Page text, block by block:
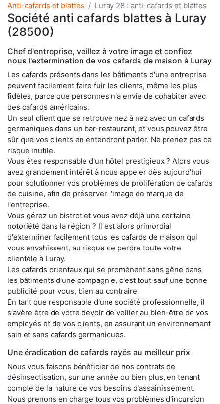
Anti-cafards et blattes Luray 28 : anti-cafards et blattes
Société anti cafards blattes à Luray
(28500)
Chef d'entreprise, veillez à votre image et confiez
nous l'extermination de vos cafards de maison à Luray
Les cafards présents dans les bâtiments d'une entreprise
peuvent facilement faire fuir les clients, même les plus
fidèles, parce que personnes n'a envie de cohabiter avec
des cafards américains.
Un seul client que se retrouve nez à nez avec un cafards
germaniques dans un bar-restaurant, et vous pouvez être
sûr que vos clients en entendront parler. Ne prenez pas ce
risque inutile.
Vous êtes responsable d'un hôtel prestigieux ? Alors vous
avez grandement intérêt à nous appeler dès aujourd'hui
pour solutionner vos problèmes de prolifération de cafards
de cuisine, afin de préserver l'image de marque de
l'entreprise.
Vous gérez un bistrot et vous avez déjà une certaine
notoriété dans la région ? Il est alors primordial
d'exterminer facilement tous les cafards de maison qui
vous envahissent, au risque de perdre toute votre
clientèle à Luray.
Les cafards orientaux qui se promènent sans gêne dans
les bâtiments d'une compagnie, c'est tout sauf une bonne
publicité pour vous, bien au contraire.
En tant que responsable d'une société professionnelle, il
s'avère être de votre devoir de veiller au bien-être de vos
employés et de vos clients, en assurant un environnement
sain et sans cafards germaniques.
Une éradication de cafards rayés au meilleur prix
Nous vous faisons bénéficier de nos contrats de
désinsectisation, sur une année ou bien plus, en tenant
compte de la nature de vos besoins d'assainissement.
Nous prenons en charge tous vos problèmes d'incursion